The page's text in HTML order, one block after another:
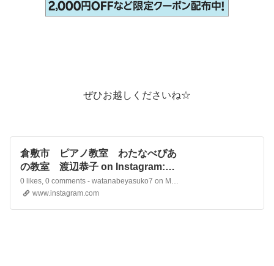
ぜひお越しくださいね☆
倉敷市 ピアノ教室 わたなべぴあ
の教室 渡辺恭子 on Instagram:
"【ゴールデンウィークが終わっ
て】岡山県倉敷市渡辺ピアノ教室み
なさん、こんにちは。ゴールデンウ
www.instagram.com